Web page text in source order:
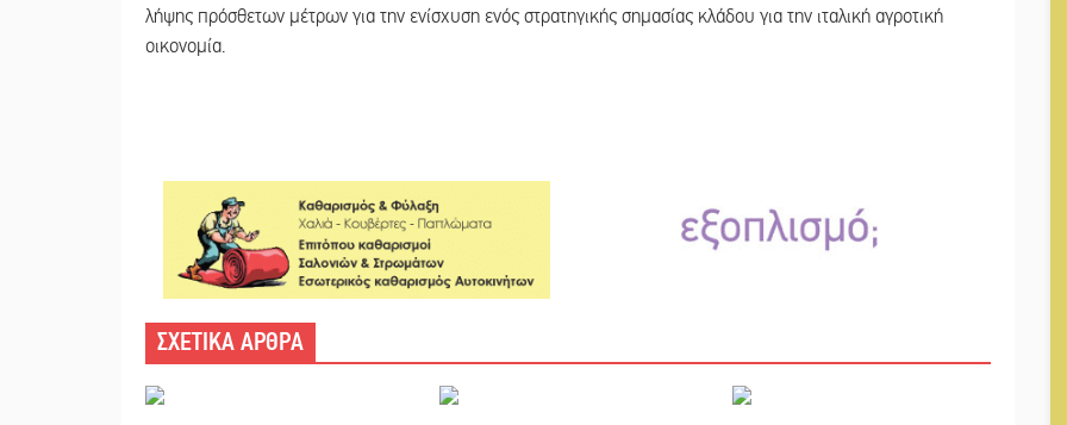
λήψης πρόσθετων μέτρων για την ενίσχυση ενός στρατηγικής σημασίας κλάδου για την ιταλική αγροτική
οικονομία.
ΣΧΕΤΙΚΑ ΑΡΘΡΑ